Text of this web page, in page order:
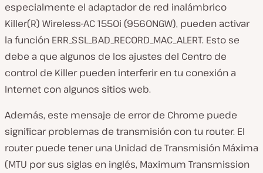
especialmente el adaptador de red inalámbrico
Killer(R) Wireless-AC 1550i (9560NGW), pueden activar
la función ERR_SSL_BAD_RECORD_MAC_ALERT. Esto se
debe a que algunos de los ajustes del Centro de
control de Killer pueden interferir en tu conexión a
Internet con algunos sitios web.
Además, este mensaje de error de Chrome puede
significar problemas de transmisión con tu router. El
router puede tener una Unidad de Transmisión Máxima
(MTU por sus siglas en inglés, Maximum Transmission